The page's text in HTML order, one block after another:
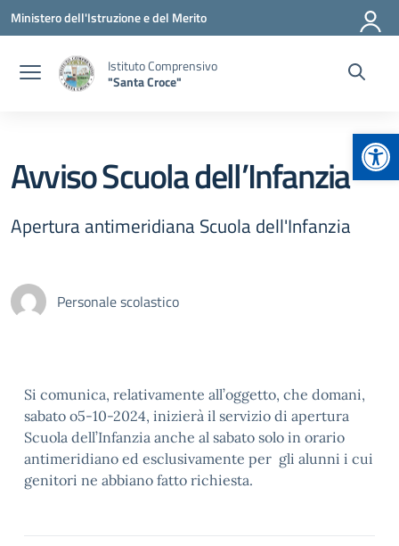
Vai ai contenuti
Vai al menu di navigazione
Vai al footer
Ministero dell'Istruzione e del Merito
Istituto Comprensivo
"Santa Croce"
Avviso Scuola dell’Infanzia
Apertura antimeridiana Scuola dell'Infanzia
Personale scolastico
Si comunica, relativamente all’oggetto, che domani,
sabato o5-10-2024, inizierà il servizio di apertura
Scuola dell’Infanzia anche al sabato solo in orario
antimeridiano ed esclusivamente per gli alunni i cui
genitori ne abbiano fatto richiesta.